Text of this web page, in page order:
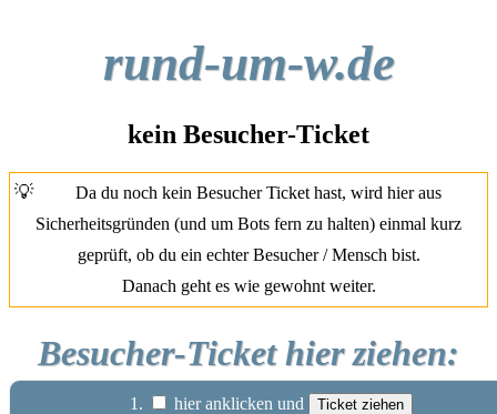
rund-um-w.de
kein Besucher-Ticket
💡
Da du noch kein Besucher Ticket hast, wird hier aus
Sicherheitsgründen (und um Bots fern zu halten) einmal kurz
geprüft, ob du ein echter Besucher / Mensch bist.
Danach geht es wie gewohnt weiter.
Besucher-Ticket hier ziehen:
1. hier anklicken und